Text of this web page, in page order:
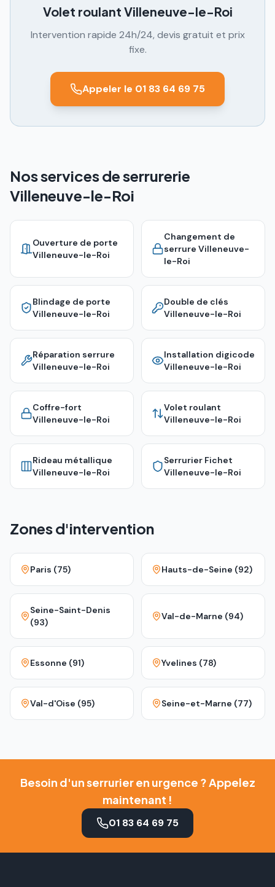
Volet roulant Villeneuve-le-Roi
Intervention rapide 24h/24, devis gratuit et prix
fixe.
Appeler le 01 83 64 69 75
Nos services de serrurerie
Villeneuve-le-Roi
Ouverture de porte
Villeneuve-le-Roi
Changement de
serrure Villeneuve-
le-Roi
Blindage de porte
Villeneuve-le-Roi
Double de clés
Villeneuve-le-Roi
Réparation serrure
Villeneuve-le-Roi
Installation digicode
Villeneuve-le-Roi
Coffre-fort
Villeneuve-le-Roi
Volet roulant
Villeneuve-le-Roi
Rideau métallique
Villeneuve-le-Roi
Serrurier Fichet
Villeneuve-le-Roi
Zones d'intervention
Paris (75) Hauts-de-Seine (92)
Seine-Saint-Denis
(93)
Val-de-Marne (94)
Essonne (91) Yvelines (78)
Val-d'Oise (95) Seine-et-Marne (77)
Besoin d'un serrurier en urgence ? Appelez
maintenant !
01 83 64 69 75